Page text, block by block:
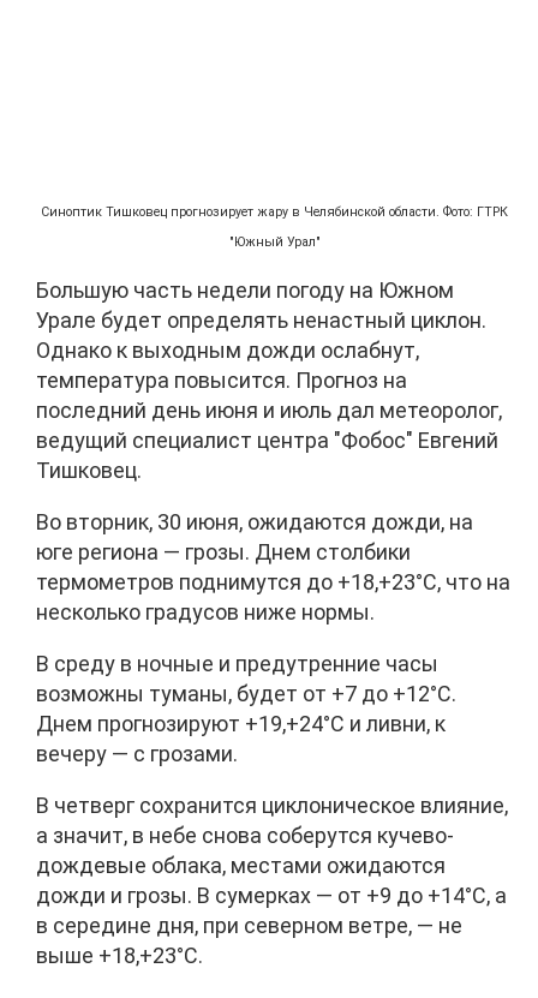
Синоптик Тишковец прогнозирует жару в Челябинской области. Фото: ГТРК
"Южный Урал"
Большую часть недели погоду на Южном
Урале будет определять ненастный циклон.
Однако к выходным дожди ослабнут,
температура повысится. Прогноз на
последний день июня и июль дал метеоролог,
ведущий специалист центра "Фобос" Евгений
Тишковец.
Во вторник, 30 июня, ожидаются дожди, на
юге региона — грозы. Днем столбики
термометров поднимутся до +18,+23°C, что на
несколько градусов ниже нормы.
В среду в ночные и предутренние часы
возможны туманы, будет от +7 до +12°C.
Днем прогнозируют +19,+24°C и ливни, к
вечеру — с грозами.
В четверг сохранится циклоническое влияние,
а значит, в небе снова соберутся кучево-
дождевые облака, местами ожидаются
дожди и грозы. В сумерках — от +9 до +14°C, а
в середине дня, при северном ветре, — не
выше +18,+23°C.